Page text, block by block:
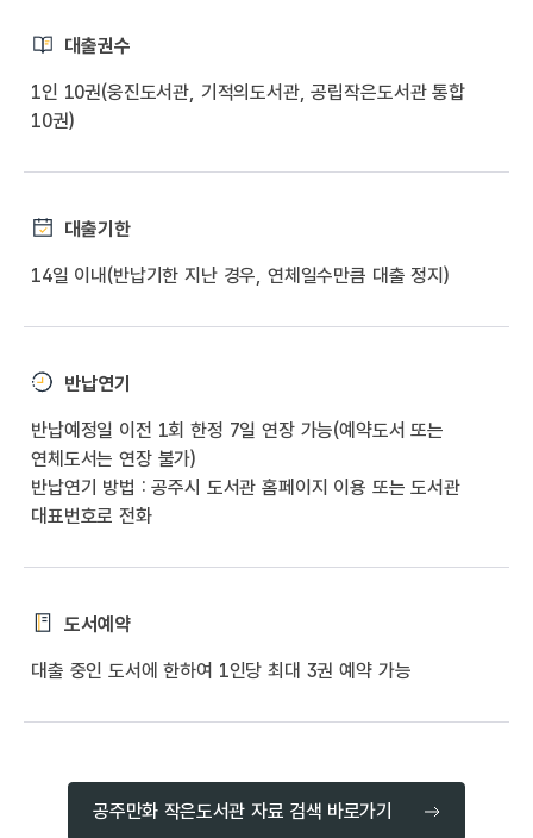
대출권수
1인 10권(웅진도서관, 기적의도서관, 공립작은도서관 통합
10권)
대출기한
14일 이내(반납기한 지난 경우, 연체일수만큼 대출 정지)
반납연기
반납예정일 이전 1회 한정 7일 연장 가능(예약도서 또는
연체도서는 연장 불가)
반납연기 방법 : 공주시 도서관 홈페이지 이용 또는 도서관
대표번호로 전화
도서예약
대출 중인 도서에 한하여 1인당 최대 3권 예약 가능
공주만화 작은도서관 자료 검색 바로가기